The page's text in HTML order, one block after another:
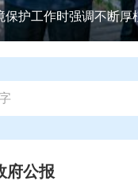
府公报